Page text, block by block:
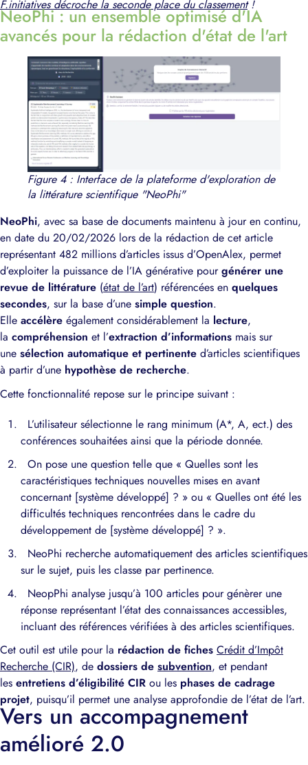
F.initiatives décroche la seconde place du classement!
NeoPhi : un ensemble optimisé d'IA
avancés pour la rédaction d'état de l'art
Figure 4 : Interface de la plateforme d'exploration de
la littérature scientifique "NeoPhi"
NeoPhi, avec sa base de documents maintenu à jour en continu,
en date du 20/02/2026 lors de la rédaction de cet article
représentant 482 millions d’articles issus d’OpenAlex, permet
d’exploiter la puissance de l’IA générative pourgénérer une
revue de littérature (état de l’art) référencées en quelques
secondes, sur la base d’une simple question.
Elle accélère également considérablement la lecture,
la compréhension et l’extraction d’informations mais sur
une sélection automatique et pertinente d’articles scientifiques
à partir d’une hypothèse de recherche.
Cette fonctionnalité repose sur le principe suivant :
L’utilisateur sélectionne le rang minimum (A*, A, ect.) des
conférences souhaitées ainsi que la période donnée.
On pose une question telle que « Quelles sont les
caractéristiques techniques nouvelles mises en avant
concernant [système développé] ? » ou « Quelles ont été les
difficultés techniques rencontrées dans le cadre du
développement de [système développé] ? ».
NeoPhi recherche automatiquement des articles scientifiques
sur le sujet, puis les classe par pertinence.
NeopPhi analyse jusqu’à 100 articles pour génèrer une
réponse représentant l’état des connaissances accessibles,
incluant des références vérifiées à des articles scientifiques.
Cet outil est utile pour la rédaction de fiches Crédit d’Impôt
Recherche (CIR), de dossiers de subvention, et pendant
les entretiens d’éligibilité CIR ou les phases de cadrage
projet, puisqu’il permet une analyse approfondie de l’état de l’art.
Vers un accompagnement
amélioré 2.0